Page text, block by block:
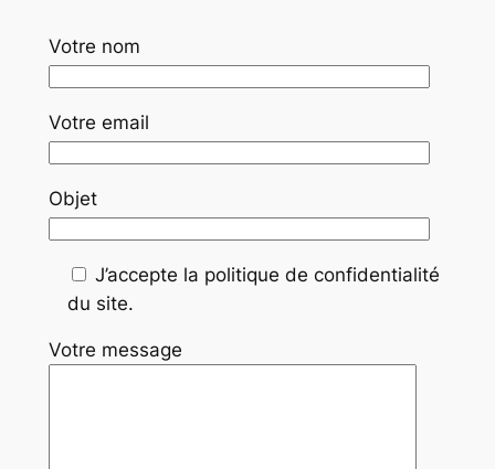
Votre nom
Votre email
Objet
J’accepte la politique de confidentialité
du site.
Votre message